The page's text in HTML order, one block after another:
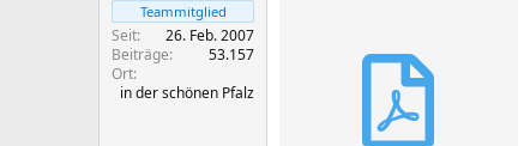
Teammitglied
Seit
26. Feb. 2007
Beiträge
53.157
Ort
in der schönen Pfalz